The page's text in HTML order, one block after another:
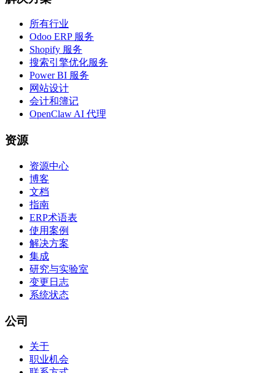
所有行业
Odoo ERP 服务
Shopify 服务
搜索引擎优化服务
Power BI 服务
网站设计
会计和簿记
OpenClaw AI 代理
资源
资源中心
博客
文档
指南
ERP术语表
使用案例
解决方案
集成
研究与实验室
变更日志
系统状态
公司
关于
职业机会